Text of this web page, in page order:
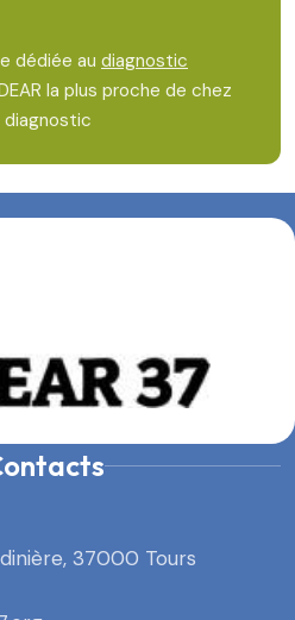
dédiée au diagnostic
la plus proche de chez
diagnostic
37000 Tours